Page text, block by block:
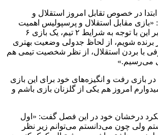
در خصوص تقابل امروز استقلال و
«بازی مقابل استقلال و پرسپولیس اهمیت
خاصی دارد و علاوه بر این با توجه به شرایط ۲ تیم، یک بازی ۶
برنده شویم، از لحاظ جدولی وضعیت بهتری
با بردن استقلال، از نظر شخصیت تیمی هم
می‌رسیم.»
بازی رفت و انگیزه‌های خود برای این بازی
درصد امیدوارم امروز هم یکی از گلزنان بازی باشم و
درخشان خود در این فصل گفت: «اول
ولی چون می‌دانستم می‌توانم زیر نظر